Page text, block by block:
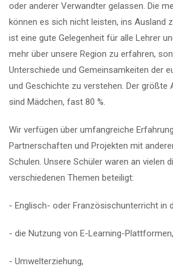
oder anderer Verwandter gelassen. Die
können es sich nicht leisten, ins Ausland
ist eine gute Gelegenheit für alle Lehrer
mehr über unsere Region zu erfahren,
Unterschiede und Gemeinsamkeiten der
und Geschichte zu verstehen. Der größte
sind Mädchen, fast 80 %.
Wir verfügen über umfangreiche
Partnerschaften und Projekten mit
Schulen. Unsere Schüler waren an vielen
verschiedenen Themen beteiligt:
- Englisch- oder Französischunterricht in
- die Nutzung von E-Learning-Plattformen,
- Umwelterziehung,